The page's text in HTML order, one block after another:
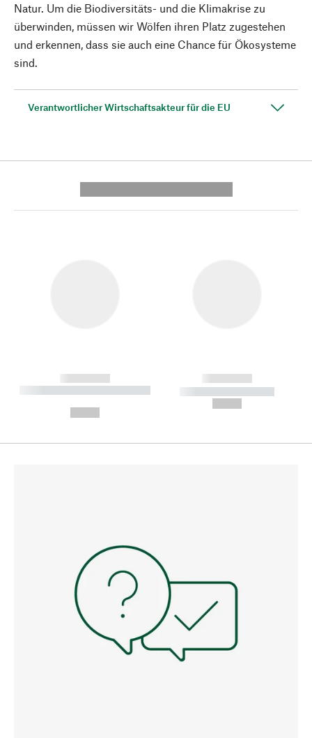
Natur. Um die Biodiversitäts- und die Klimakrise zu
überwinden, müssen wir Wölfen ihren Platz zugestehen
und erkennen, dass sie auch eine Chance für Ökosysteme
sind.
Verantwortlicher Wirtschaftsakteur für die EU
------------
----------- ----------- --------
------------
----------- -----------